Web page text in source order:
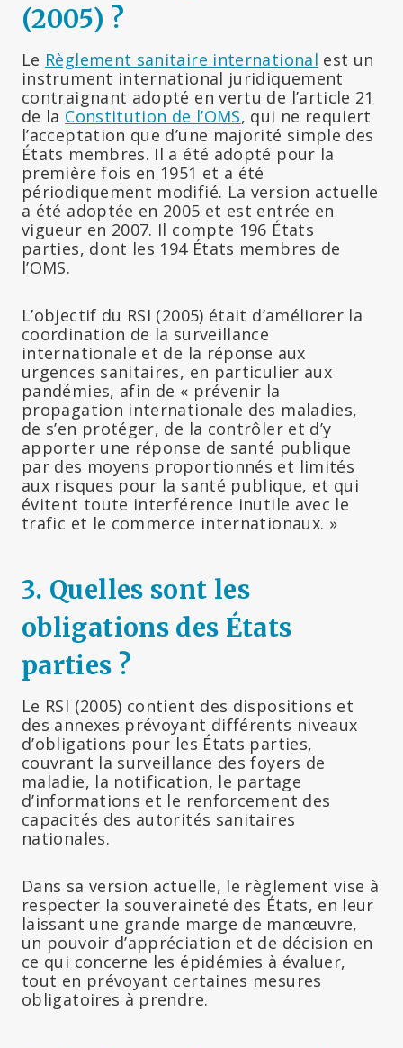
(2005) ?
Le Règlement sanitaire international est un
instrument international juridiquement
contraignant adopté en vertu de l’article 21
de la Constitution de l’OMS, qui ne requiert
l’acceptation que d’une majorité simple des
États membres. Il a été adopté pour la
première fois en 1951 et a été
périodiquement modifié. La version actuelle
a été adoptée en 2005 et est entrée en
vigueur en 2007. Il compte 196 États
parties, dont les 194 États membres de
l’OMS.
L’objectif du RSI (2005) était d’améliorer la
coordination de la surveillance
internationale et de la réponse aux
urgences sanitaires, en particulier aux
pandémies, afin de « prévenir la
propagation internationale des maladies,
de s’en protéger, de la contrôler et d’y
apporter une réponse de santé publique
par des moyens proportionnés et limités
aux risques pour la santé publique, et qui
évitent toute interférence inutile avec le
trafic et le commerce internationaux. »
3. Quelles sont les
obligations des États
parties ?
Le RSI (2005) contient des dispositions et
des annexes prévoyant différents niveaux
d’obligations pour les États parties,
couvrant la surveillance des foyers de
maladie, la notification, le partage
d’informations et le renforcement des
capacités des autorités sanitaires
nationales.
Dans sa version actuelle, le règlement vise à
respecter la souveraineté des États, en leur
laissant une grande marge de manœuvre,
un pouvoir d’appréciation et de décision en
ce qui concerne les épidémies à évaluer,
tout en prévoyant certaines mesures
obligatoires à prendre.